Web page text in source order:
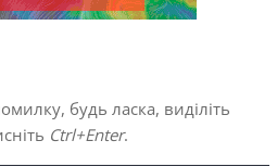
будь ласка, виділіть
Ctrl+Enter.